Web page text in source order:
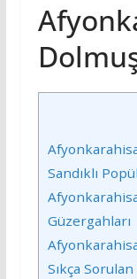
Sandıklı
Güzergahları
Sıkça